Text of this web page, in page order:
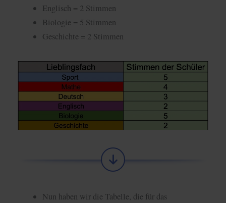
Englisch = 2 Stimmen
Biologie = 5 Stimmen
Geschichte = 2 Stimmen
Nun haben wir die Tabelle, die für das